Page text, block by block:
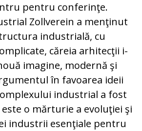
pentru conferinţe.
Zollverein a menţinut
industrială, cu
căreia arhitecţii i-
imagine, modernă şi
în favoarea ideii
industrial a fost
este o mărturie a evoluţiei şi
industrii esenţiale pentru